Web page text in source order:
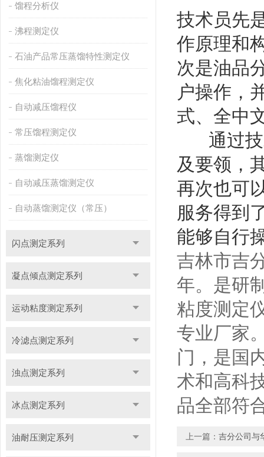
馏程分析仪
沸程测定仪
石油产品常压蒸馏特性测定仪
焦化粘油馏程测定仪
自动减压馏程仪
常压馏程测定仪
蒸馏测定仪
自动减压蒸馏测定仪
自动蒸馏测定仪（常压）
闪点测定系列
凝点倾点测定系列
运动粘度测定系列
冷滤点测定系列
浊点测定系列
冰点测定系列
油耐压测定系列
技术员先
作原理和
次是油品
户操作，
式、全中
通过技
及要领，
再次也可
服务得到
能够自行
吉林市吉
年。是研
粘度测定
专业厂家
门，是国
术和高科
品全部符
上一篇： 吉分公司与